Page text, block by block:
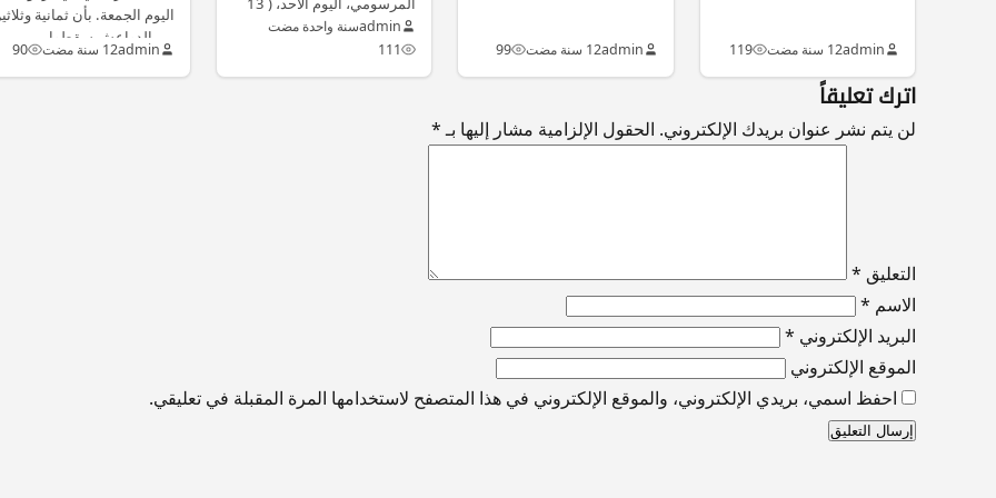
admin12 سنة مضت 119
admin12 سنة مضت 99
تموز/يوليو 2025 ) إن العراق…
adminسنة واحدة مضت
111
اليوم الجمعة. بأن ثمانية
من الدواعش سقطوا بين…
admin12 سنة مضت 90
اترك تعليقاً
لن يتم نشر عنوان بريدك الإلكتروني. الحقول الإلزامية مشار إليها بـ*
التعليق *
الاسم *
البريد الإلكتروني *
الموقع الإلكتروني
احفظ اسمي، بريدي الإلكتروني، والموقع الإلكتروني في هذا المتصفح لاستخدامها المرة المقبلة في تعليقي.